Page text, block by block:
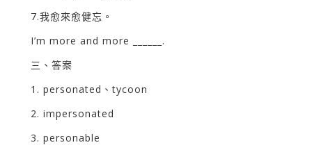
7.我愈來愈健忘。
I’m more and more ______.
三、答案
1. personated、tycoon
2. impersonated
3. personable